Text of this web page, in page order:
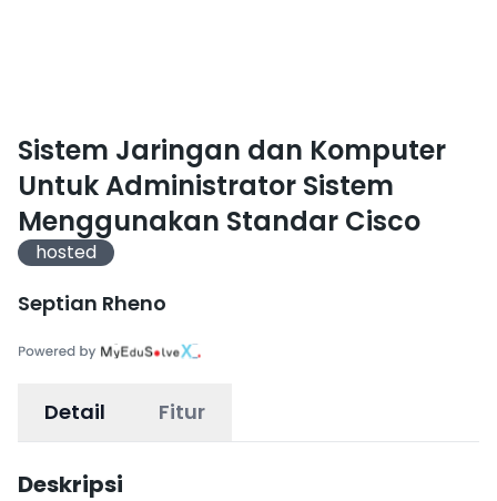
Sistem Jaringan dan Komputer
Untuk Administrator Sistem
Menggunakan Standar Cisco
hosted
Septian Rheno
Detail Fitur
Deskripsi